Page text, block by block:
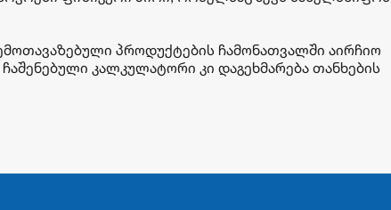
პროდუქტების ჩამონათვალში აირჩიო
კალკულატორი კი დაგეხმარება თანხების